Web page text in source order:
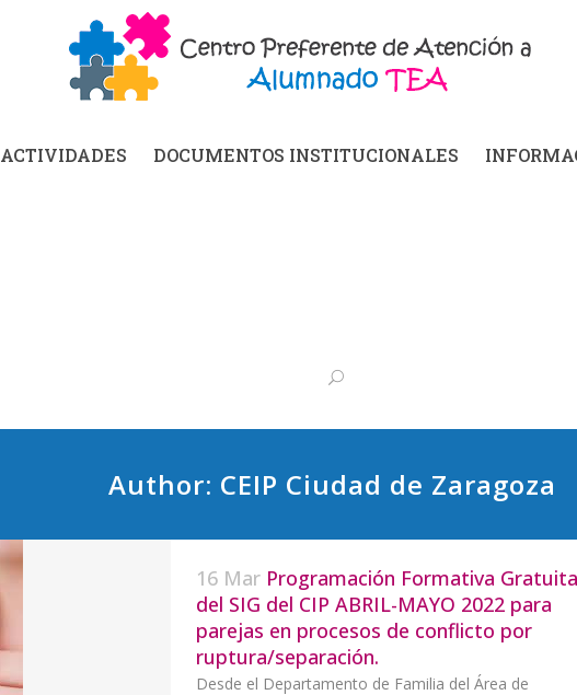
ACTIVIDADES DOCUMENTOS INSTITUCIONALES
Author: CEIP Ciudad de Zaragoza
16 Mar Programación Formativa Gratuita
del SIG del CIP ABRIL-MAYO 2022 para
parejas en procesos de conflicto por
ruptura/separación.
Desde el Departamento de Familia del Área de